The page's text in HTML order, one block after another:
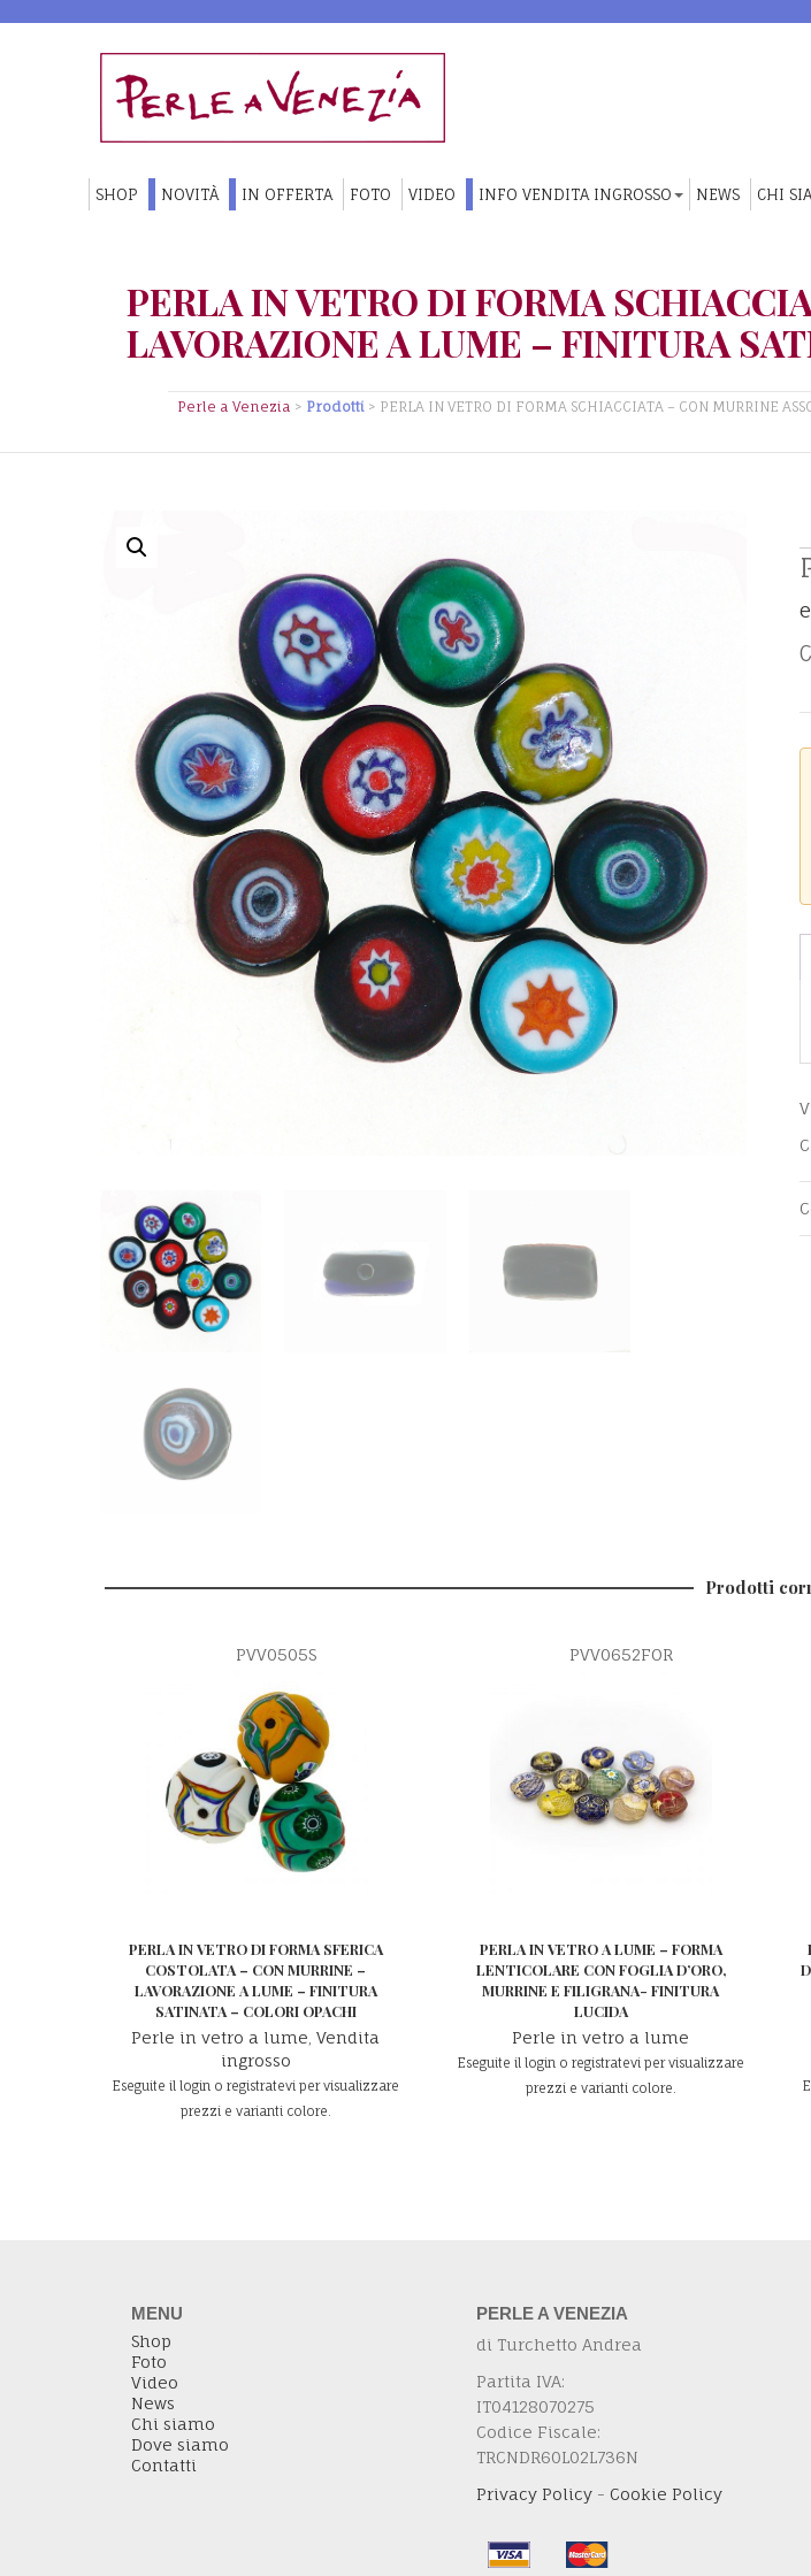
SHOP NOVITÀ IN OFFERTA FOTO VIDEO INFO VENDITA INGROSSO NEWS CHI
PERLA IN VETRO DI FORMA
LAVORAZIONE A LUME – FINITURA
Perle a Venezia > Prodotti> PERLA IN VETRO DI FORMA SCHIACCIATA – CON MURRINE
Prodotti
PVV0505S
PERLA IN VETRO DI FORMA SFERICA
COSTOLATA – CON MURRINE –
LAVORAZIONE A LUME – FINITURA
SATINATA – COLORI OPACHI
Perle in vetro a lume Vendita
ingrosso
Eseguite il login o registratevi per visualizzare
prezzi e varianti colore.
PVV0652FOR
PERLA IN VETRO A LUME – FORMA
LENTICOLARE CON FOGLIA D’ORO,
MURRINE E FILIGRANA- FINITURA
LUCIDA
Perle in vetro a lume
Eseguite il login o registratevi per visualizzare
prezzi e varianti colore.
MENU
Shop
Foto
Video
News
Chi siamo
Dove siamo
Contatti
PERLE A VENEZIA
di Turchetto Andrea
Partita IVA:
IT04128070275
Codice Fiscale:
TRCNDR60L02L736N
Privacy Policy - Cookie Policy